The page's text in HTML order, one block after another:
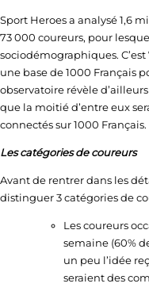
Sport Heroes a analysé 1,6
73 000 coureurs, pour
sociodémographiques.
une base de 1000 Français
observatoire révèle
que la moitié d’entre eux
connectés sur 1000 Français.
Les catégories de coureurs
Avant de rentrer dans les
distinguer 3 catégories de
Les coureurs
semaine (60%
un peu l’idée
seraient des